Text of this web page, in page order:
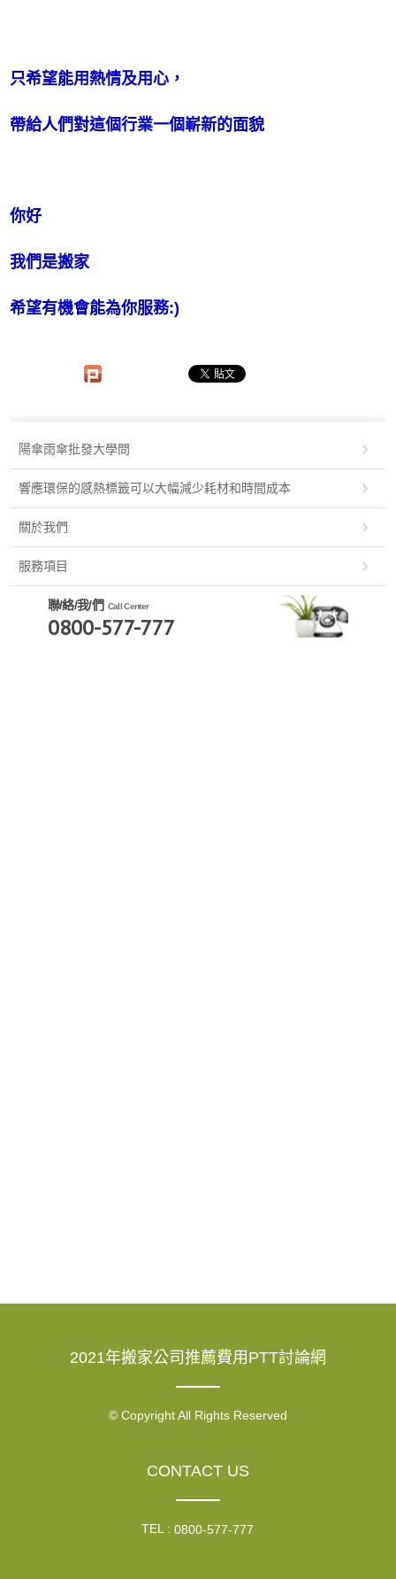
只希望能用熱情及用心，
帶給人們對這個行業一個嶄新的面貌
你好
我們是搬家
希望有機會能為你服務:)
陽傘雨傘批發大學問
響應環保的感熱標籤可以大幅減少耗材和時間成本
關於我們
服務項目
聯/絡/我/們 Call Center
0800-577-777
2021年搬家公司推薦費用PTT討論網
© Copyright All Rights Reserved
CONTACT US
TEL :0800-577-777